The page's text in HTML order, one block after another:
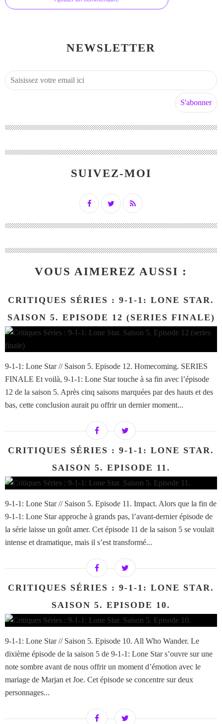
NEWSLETTER
SUIVEZ-MOI
VOUS AIMEREZ AUSSI :
CRITIQUES SÉRIES : 9-1-1: LONE STAR.
SAISON 5. EPISODE 12 (SERIES FINALE)
9-1-1: Lone Star // Saison 5. Episode 12. Homecoming. SERIES
FINALE Et voilà, 9-1-1: Lone Star touche à sa fin avec l’épisode
12 de la saison 5. Après cinq saisons marquées par des hauts et des
bas, cette conclusion aurait pu offrir un dernier moment...
CRITIQUES SÉRIES : 9-1-1: LONE STAR.
SAISON 5. EPISODE 11.
9-1-1: Lone Star // Saison 5. Episode 11. Impact. Alors que la fin de
9-1-1: Lone Star approche à grands pas, l’avant-dernier épisode de
la série laisse un goût amer. Cet épisode 11 de la saison 5 se voulait
intense et dramatique, mais il s’est transformé...
CRITIQUES SÉRIES : 9-1-1: LONE STAR.
SAISON 5. EPISODE 10.
9-1-1: Lone Star // Saison 5. Episode 10. All Who Wander. Le
dixième épisode de la saison 5 de 9-1-1: Lone Star s’ouvre sur une
note sombre avant de nous offrir un moment d’émotion avec le
mariage de Marjan et Joe. Cet épisode se concentre sur deux
personnages...